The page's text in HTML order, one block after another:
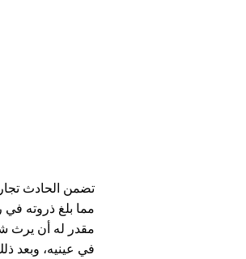
تضمن الحادث
مما بلغ ذروته
مقدر له أن يرث
في عينيه، وبعد